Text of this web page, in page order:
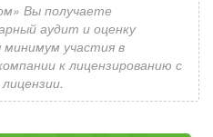
Вы получаете
аудит и оценку
минимум участия в
к лицензированию с